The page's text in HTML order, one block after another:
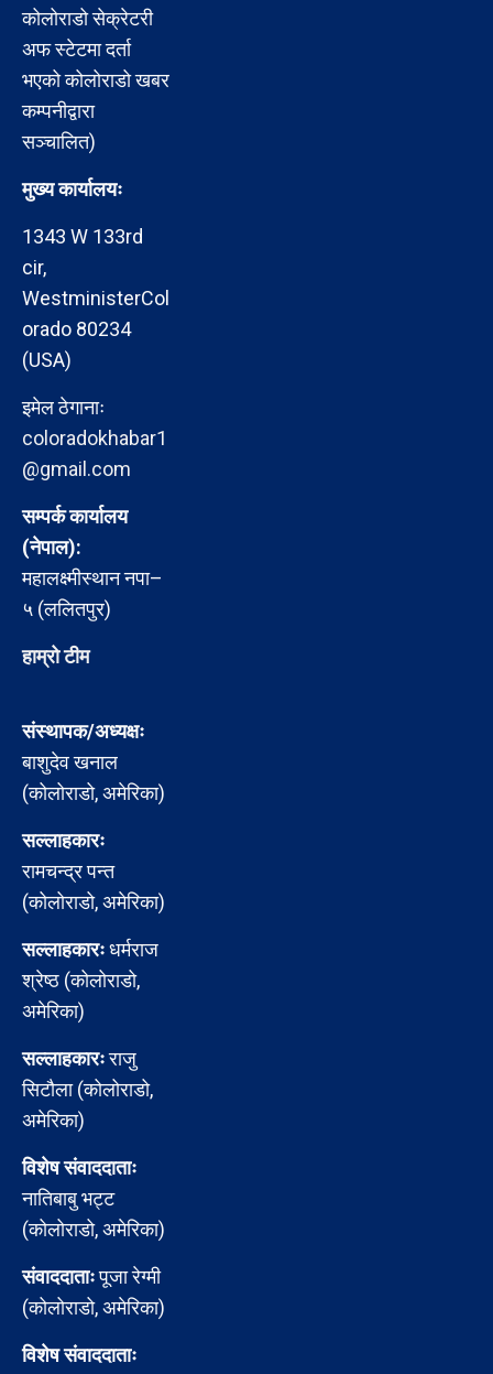
कोलोराडो सेक्रेटरी
अफ स्टेटमा दर्ता
भएको कोलोराडो खबर
कम्पनीद्वारा
सञ्चालित)
मुख्य कार्यालयः
1343 W 133rd
cir,
WestministerCol
orado 80234
(USA)
इमेल ठेगानाः
coloradokhabar1
@gmail.com
सम्पर्क कार्यालय
(नेपाल):
महालक्ष्मीस्थान नपा–
५ (ललितपुर)
हाम्रो टीम
संस्थापक/अध्यक्षः
बाशुदेव खनाल
(कोलोराडो, अमेरिका)
सल्लाहकारः
रामचन्द्र पन्त
(कोलोराडो, अमेरिका)
सल्लाहकारःधर्मराज
श्रेष्ठ (कोलोराडो,
अमेरिका)
सल्लाहकारःराजु
सिटौला (कोलोराडो,
अमेरिका)
विशेष संवाददाताः
नातिबाबु भट्ट
(कोलोराडो, अमेरिका)
संवाददाताःपूजा रेग्मी
(कोलोराडो, अमेरिका)
विशेष संवाददाताः